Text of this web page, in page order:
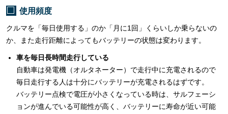
使用頻度
クルマを「毎日使用する」のか「月に1回」くらいしか乗らないの
か、また走行距離によってもバッテリーの状態は変わります。
車を毎日長時間走行している
自動車は発電機（オルタネーター）で走行中に充電されるので
毎日走行する人は十分にバッテリーが充電されるはずです。
バッテリー点検で電圧が小さくなっている時は、サルフェーシ
ョンが進んでいる可能性が高く、バッテリーに寿命が近い可能